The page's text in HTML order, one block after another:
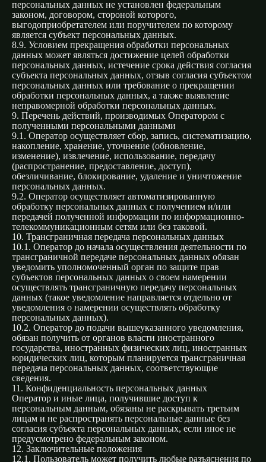
персональных данных не установлен федеральным
законом, договором, стороной которого,
выгодоприобретателем или поручителем по которому
является субъект персональных данных.
8.9. Условием прекращения обработки персональных
данных может являться достижение целей обработки
персональных данных, истечение срока действия согласия
субъекта персональных данных, отзыв согласия субъектом
персональных данных или требование о прекращении
обработки персональных данных, а также выявление
неправомерной обработки персональных данных.
9. Перечень действий, производимых Оператором с
полученными персональными данными
9.1. Оператор осуществляет сбор, запись, систематизацию,
накопление, хранение, уточнение (обновление,
изменение), извлечение, использование, передачу
(распространение, предоставление, доступ),
обезличивание, блокирование, удаление и уничтожение
персональных данных.
9.2. Оператор осуществляет автоматизированную
обработку персональных данных с получением и/или
передачей полученной информации по информационно-
телекоммуникационным сетям или без таковой.
10. Трансграничная передача персональных данных
10.1. Оператор до начала осуществления деятельности по
трансграничной передаче персональных данных обязан
уведомить уполномоченный орган по защите прав
субъектов персональных данных о своем намерении
осуществлять трансграничную передачу персональных
данных (такое уведомление направляется отдельно от
уведомления о намерении осуществлять обработку
персональных данных).
10.2. Оператор до подачи вышеуказанного уведомления,
обязан получить от органов власти иностранного
государства, иностранных физических лиц, иностранных
юридических лиц, которым планируется трансграничная
передача персональных данных, соответствующие
сведения.
11. Конфиденциальность персональных данных
Оператор и иные лица, получившие доступ к
персональным данным, обязаны не раскрывать третьим
лицам и не распространять персональные данные без
согласия субъекта персональных данных, если иное не
предусмотрено федеральным законом.
12. Заключительные положения
12.1. Пользователь может получить любые разъяснения по